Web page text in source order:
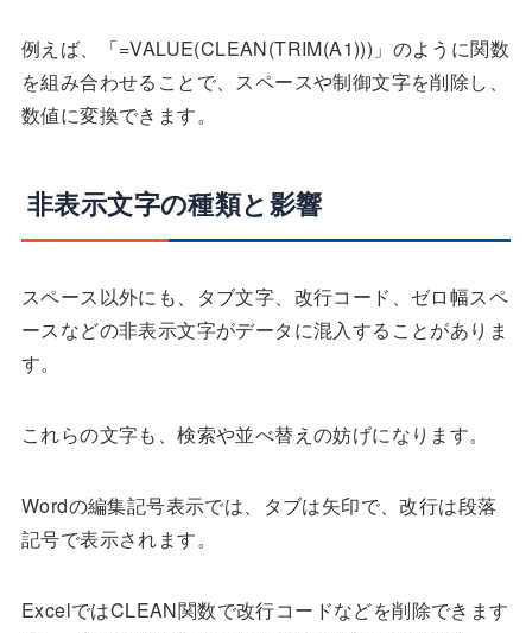
例えば、「=VALUE(CLEAN(TRIM(A1)))」のように関数
を組み合わせることで、スペースや制御文字を削除し、
数値に変換できます。
非表示文字の種類と影響
スペース以外にも、タブ文字、改行コード、ゼロ幅スペ
ースなどの非表示文字がデータに混入することがありま
す。
これらの文字も、検索や並べ替えの妨げになります。
Wordの編集記号表示では、タブは矢印で、改行は段落
記号で表示されます。
ExcelではCLEAN関数で改行コードなどを削除できます